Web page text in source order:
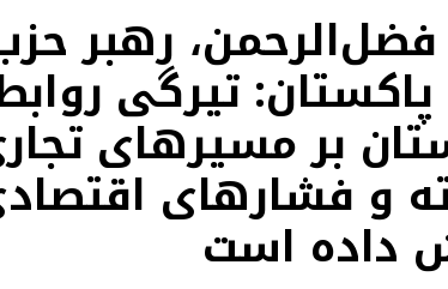
فضل‌الرحمن، رهبر
تیرگی
بر مسیرهای
و فشارهای
داده است